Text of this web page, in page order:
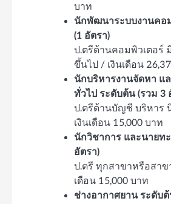
บาท
นักพัฒนาระบบงานคอ
(1 อัตรา)
ป.ตรีด้านคอมพิวเตอร์
ขึ้นไป / เงินเดือน
นักบริหารงานจัดหา แ
ทั่วไป ระดับต้น (รวม 3
ป.ตรีด้านบัญชี บริหาร
เงินเดือน 15,000 บาท
นักวิชาการ และนายท
อัตรา)
ป.ตรี ทุกสาขาหรือสาข
เดือน 15,000 บาท
ช่างอากาศยาน ระดับต้